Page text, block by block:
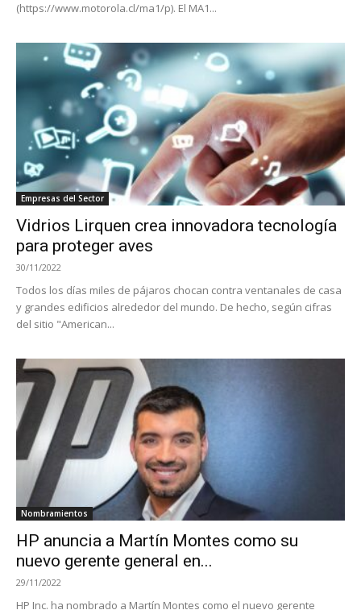
(https://www.motorola.cl/ma1/p). El MA1...
Empresas del Sector
Vidrios Lirquen crea innovadora tecnología
para proteger aves
30/11/2022
Todos los días miles de pájaros chocan contra ventanales de casa
y grandes edificios alrededor del mundo. De hecho, según cifras
del sitio "American...
Nombramientos
HP anuncia a Martín Montes como su
nuevo gerente general en...
29/11/2022
HP Inc. ha nombrado a Martín Montes como el nuevo gerente